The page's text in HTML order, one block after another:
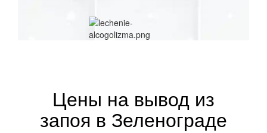
Цены на вывод из
запоя в Зеленограде